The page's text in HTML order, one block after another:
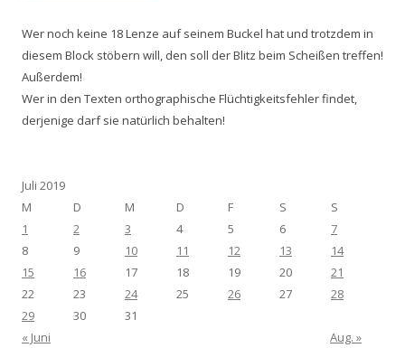
Wer noch keine 18 Lenze auf seinem Buckel hat und trotzdem in
diesem Block stöbern will, den soll der Blitz beim Scheißen treffen!
Außerdem!
Wer in den Texten orthographische Flüchtigkeitsfehler findet,
derjenige darf sie natürlich behalten!
Juli 2019
M
D M D F S
S
1
2 3 4 5 6
7
8
9 10 11 12 13
14
15
16 17 18 19 20
21
22
23 24 25 26 27
28
29
30
31
« Juni
Aug. »